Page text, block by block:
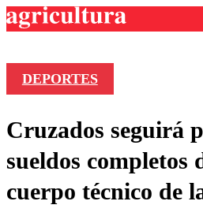
Frecuencias
Agricultura TV
Deportes
Colo Colo
Entretención
DEPORTES
Cruzados seguirá
sueldos completos
cuerpo técnico de